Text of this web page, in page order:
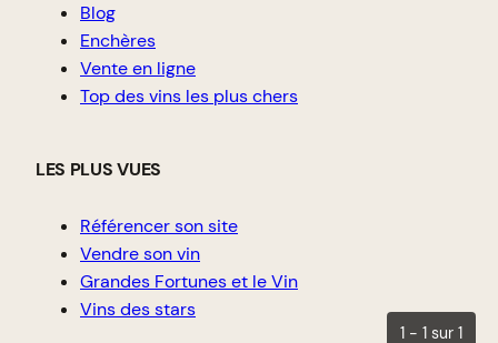
Blog
Enchères
Vente en ligne
Top des vins les plus chers
LES PLUS VUES
Référencer son site
Vendre son vin
Grandes Fortunes et le Vin
Vins des stars
1 - 1 sur 1